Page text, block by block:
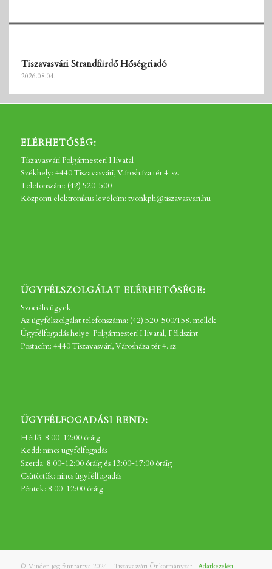
Tiszavasvári Strandfürdő Hőségriadó
2026.08.04.
ELÉRHETŐSÉG:
Tiszavasvári Polgármesteri Hivatal
Székhely: 4440 Tiszavasvári, Városháza tér 4. sz.
Telefonszám: (42) 520-500
Központi elektronikus levélcím: tvonkph@tiszavasvari.hu
ÜGYFÉLSZOLGÁLAT ELÉRHETŐSÉGE:
Szociális ügyek:
Az ügyfélszolgálat telefonszáma: (42) 520-500/158. mellék
Ügyfélfogadás helye: Polgármesteri Hivatal, Földszint
Postacím: 4440 Tiszavasvári, Városháza tér 4. sz.
ÜGYFÉLFOGADÁSI REND:
Hétfő: 8:00-12:00 óráig
Kedd: nincs ügyfélfogadás
Szerda: 8:00-12:00 óráig és 13:00-17:00 óráig
Csütörtök: nincs ügyfélfogadás
Péntek: 8:00-12:00 óráig
© Minden jog fenntartva 2024 - Tiszavasvári Önkormányzat | Adatkezelési